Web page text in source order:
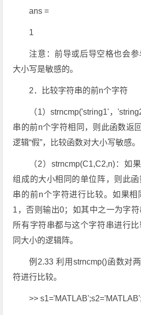
ans =
1
注意：前导或后导空格也会
大小写是敏感的。
2．比较字符串的前n个字符
（1）strncmp('string1'，
串的前n个字符相同，则此函数返
逻辑“假”，比较函数对大小写敏感。
（2）strncmp(C1,C2,n)：如
组成的大小相同的单位阵，则此
串的前n个字符进行比较。如果相
1，否则输出0；如其中之一为字
所有字符串都与这个字符串进行
同大小的逻辑阵。
例2.33 利用strncmp()函数对
符进行比较。
>> s1='MATLAB';s2='MATLAB';